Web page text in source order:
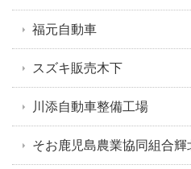
福元自動車
スズキ販売木下
川添自動車整備工場
そお鹿児島農業協同組合